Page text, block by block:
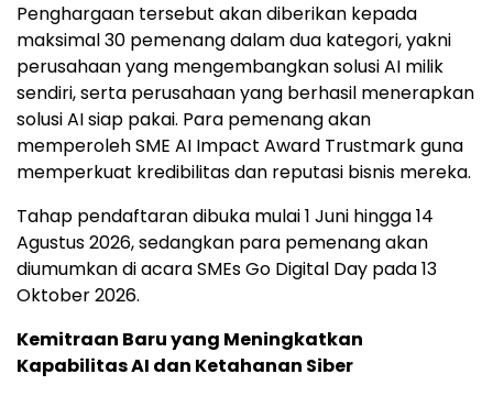
Penghargaan tersebut akan diberikan kepada
maksimal 30 pemenang dalam dua kategori, yakni
perusahaan yang mengembangkan solusi AI milik
sendiri, serta perusahaan yang berhasil menerapkan
solusi AI siap pakai. Para pemenang akan
memperoleh SME AI Impact Award Trustmark guna
memperkuat kredibilitas dan reputasi bisnis mereka.
Tahap pendaftaran dibuka mulai 1 Juni hingga 14
Agustus 2026, sedangkan para pemenang akan
diumumkan di acara SMEs Go Digital Day pada 13
Oktober 2026.
Kemitraan Baru yang Meningkatkan
Kapabilitas AI dan Ketahanan Siber